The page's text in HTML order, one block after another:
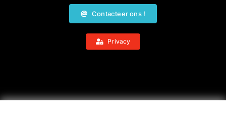
Contacteer ons !
Privacy